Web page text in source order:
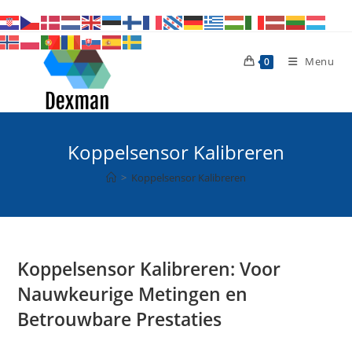
naar
inhoud
0 Menu
Koppelsensor Kalibreren
> Koppelsensor Kalibreren
Koppelsensor Kalibreren: Voor
Nauwkeurige Metingen en
Betrouwbare Prestaties